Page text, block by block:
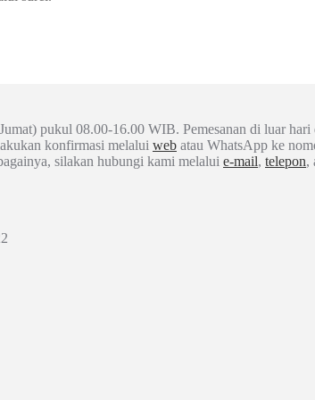
pukul 08.00-16.00 WIB. Pemesanan di luar
konfirmasi melalui web atau WhatsApp ke
silakan hubungi kami melalui e-mail, telepon,